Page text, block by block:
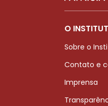
O
Sobre o
Contato e
Imprensa